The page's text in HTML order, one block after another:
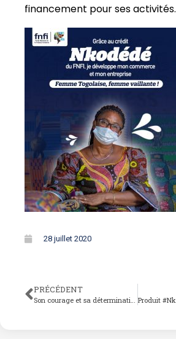
financement pour ses activités.
28 juillet 2020
PRÉCÉDENT
Son courage et sa détermination inspirent plus d’un…